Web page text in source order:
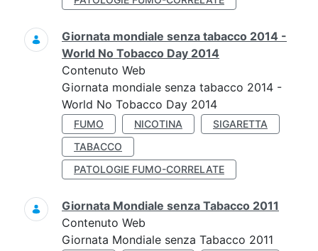
Giornata mondiale senza tabacco 2014 -
World No Tobacco Day 2014
Contenuto Web
Giornata mondiale senza tabacco 2014 -
World No Tobacco Day 2014
FUMO NICOTINA
SIGARETTA
TABACCO
PATOLOGIE FUMO-CORRELATE
Giornata Mondiale senza Tabacco 2011
Contenuto Web
Giornata Mondiale senza Tabacco 2011